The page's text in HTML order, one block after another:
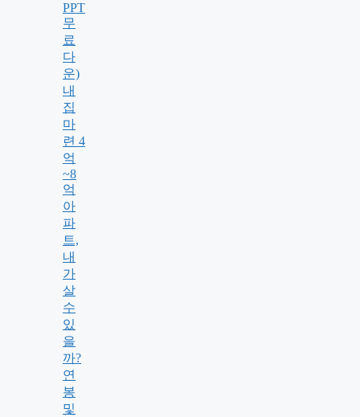
PPT
무
료
다
운)
내
집
마
련 4
억
~8
억
아
파
트,
내
가
살
수
있
을
까?
연
봉
및